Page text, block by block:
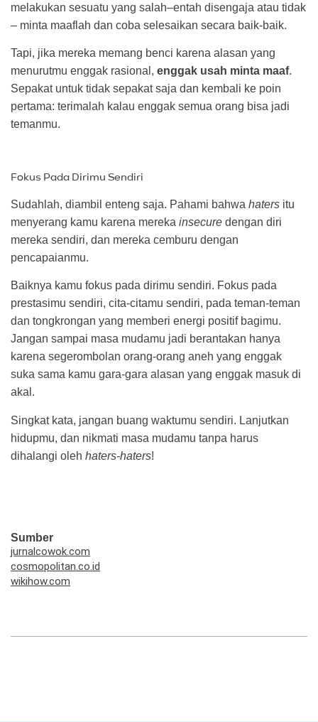
melakukan sesuatu yang salah–entah disengaja atau tidak
– minta maaflah dan coba selesaikan secara baik-baik.
Tapi, jika mereka memang benci karena alasan yang
menurutmu enggak rasional, enggak usah minta maaf.
Sepakat untuk tidak sepakat saja dan kembali ke poin
pertama: terimalah kalau enggak semua orang bisa jadi
temanmu.
Fokus Pada Dirimu Sendiri
Sudahlah, diambil enteng saja. Pahami bahwa haters itu
menyerang kamu karena mereka insecure dengan diri
mereka sendiri, dan mereka cemburu dengan
pencapaianmu.
Baiknya kamu fokus pada dirimu sendiri. Fokus pada
prestasimu sendiri, cita-citamu sendiri, pada teman-teman
dan tongkrongan yang memberi energi positif bagimu.
Jangan sampai masa mudamu jadi berantakan hanya
karena segerombolan orang-orang aneh yang enggak
suka sama kamu gara-gara alasan yang enggak masuk di
akal.
Singkat kata, jangan buang waktumu sendiri. Lanjutkan
hidupmu, dan nikmati masa mudamu tanpa harus
dihalangi oleh haters-haters!
Sumber
jurnalcowok.com
cosmopolitan.co.id
wikihow.com